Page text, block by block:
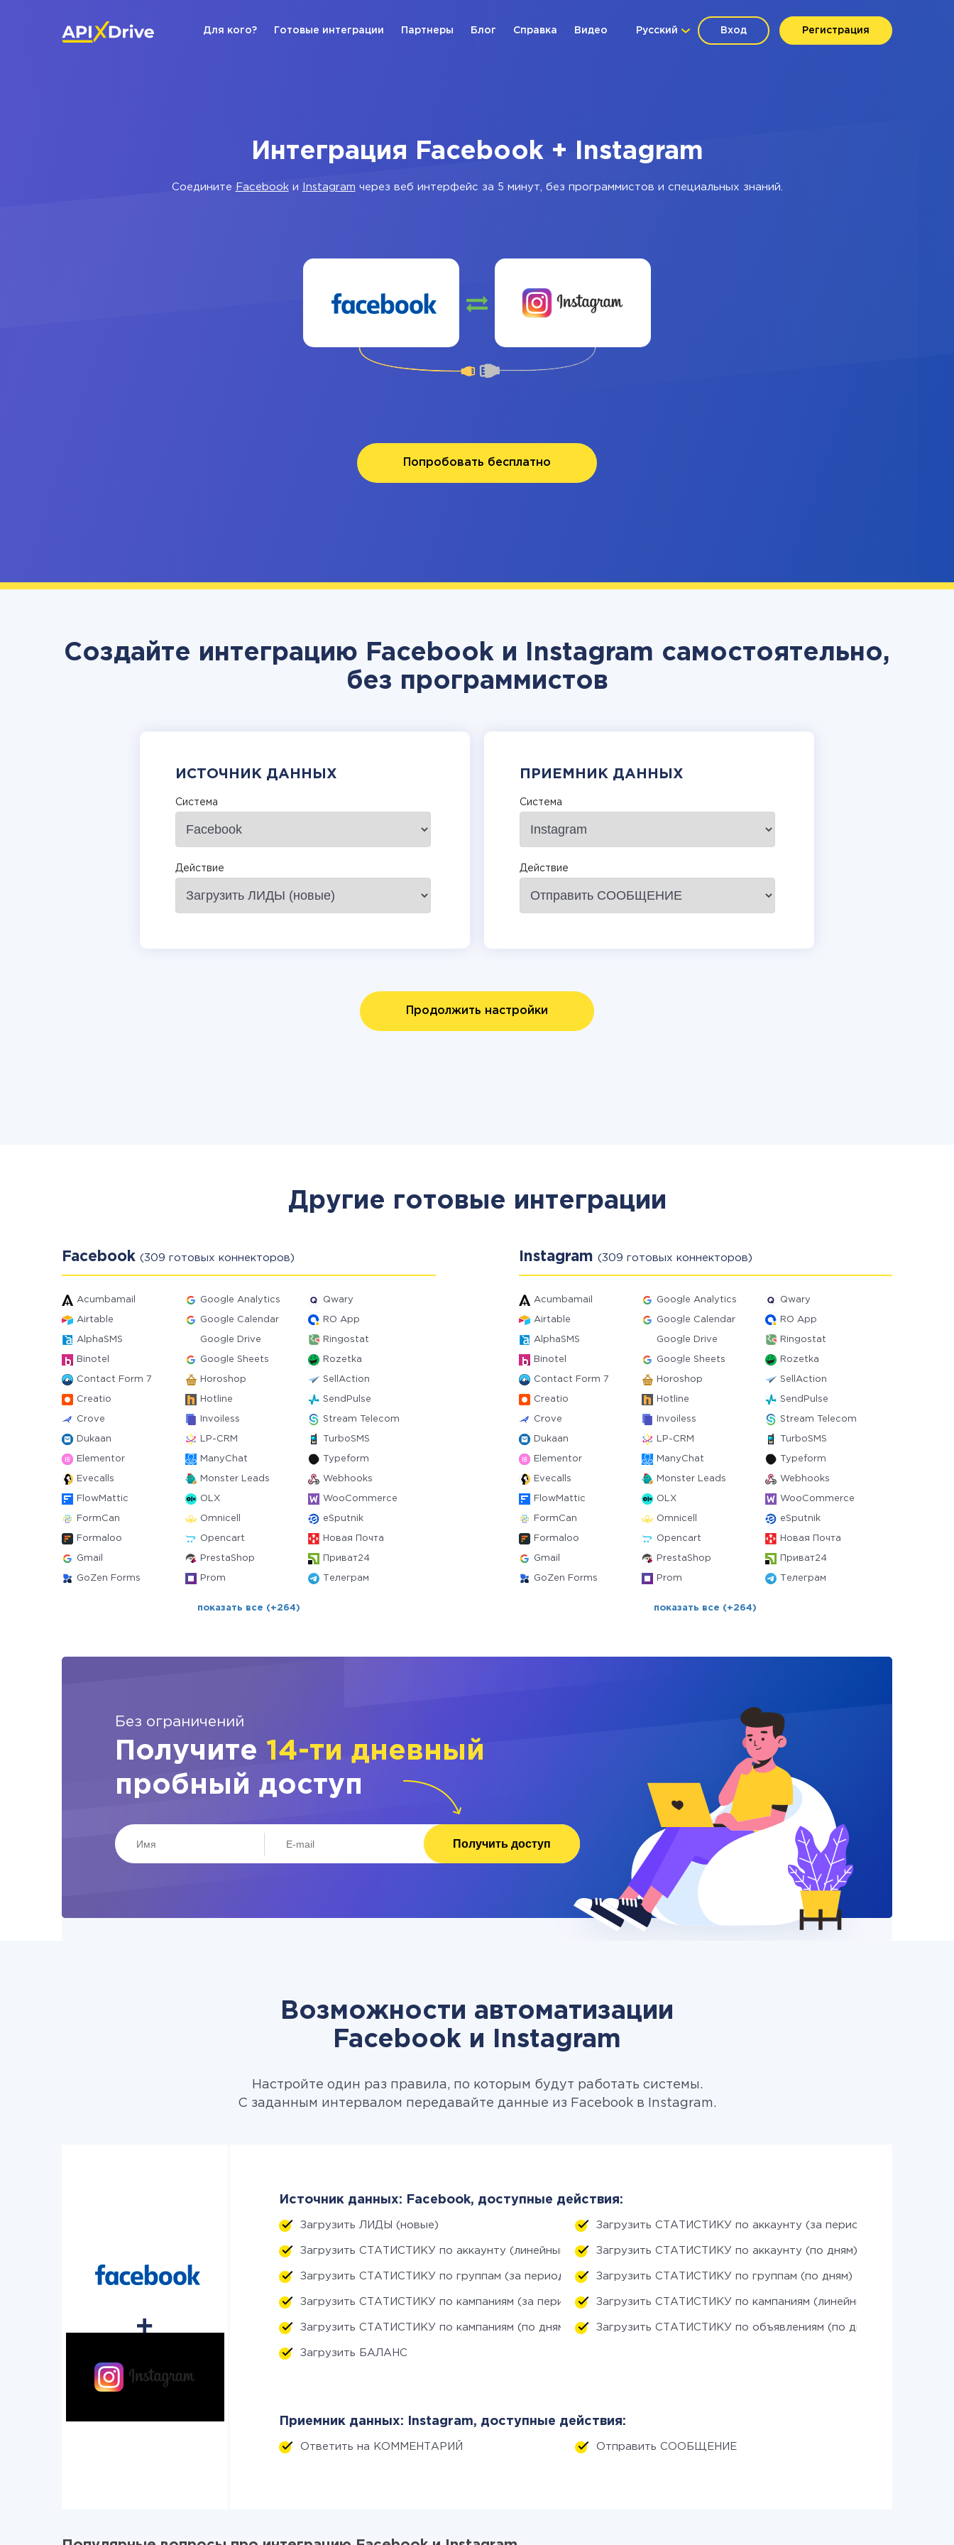
Вход Регистрация
Русский
Для кого? Готовые интеграции Партнеры Блог Справка Видео
Интеграция Facebook + Instagram
Соедините Facebookи Instagram через веб интерфейс за 5 минут, без программистов и специальных знаний.
Попробовать бесплатно
Создайте интеграцию Facebook и Instagram самостоятельно,
без программистов
ИСТОЧНИК ДАННЫХ
Система
Действие
ПРИЕМНИК ДАННЫХ
Система
Действие
Продолжить настройки
Другие готовые интеграции
Facebook (309 готовых коннекторов)
Acumbamail Google Analytics Qwary
Airtable Google Calendar RO App
AlphaSMS Google Drive Ringostat
Binotel Google Sheets Rozetka
Contact Form 7 Horoshop SellAction
Creatio Hotline SendPulse
Crove Invoiless Stream Telecom
Dukaan LP-CRM TurboSMS
Elementor ManyChat Typeform
Evecalls Monster Leads Webhooks
FlowMattic OLX WooCommerce
FormCan Omnicell eSputnik
Formaloo Opencart Новая Почта
Gmail PrestaShop Приват24
GoZen Forms Prom Телеграм
показать все (+264)
Instagram (309 готовых коннекторов)
Acumbamail Google Analytics Qwary
Airtable Google Calendar RO App
AlphaSMS Google Drive Ringostat
Binotel Google Sheets Rozetka
Contact Form 7 Horoshop SellAction
Creatio Hotline SendPulse
Crove Invoiless Stream Telecom
Dukaan LP-CRM TurboSMS
Elementor ManyChat Typeform
Evecalls Monster Leads Webhooks
FlowMattic OLX WooCommerce
FormCan Omnicell eSputnik
Formaloo Opencart Новая Почта
Gmail PrestaShop Приват24
GoZen Forms Prom Телеграм
показать все (+264)
Без ограничений
Получите 14-ти дневный
пробный доступ
Получить доступ
Возможности автоматизации
Facebook и Instagram
Настройте один раз правила, по которым будут работать системы.
С заданным интервалом передавайте данные из Facebook в Instagram.
Источник данных: Facebook, доступные действия:
Загрузить ЛИДЫ (новые) Загрузить СТАТИСТИКУ по аккаунту (за период)
Загрузить СТАТИСТИКУ по аккаунту (линейный прогноз)Загрузить СТАТИСТИКУ по аккаунту (по дням)
Загрузить СТАТИСТИКУ по группам (за период) Загрузить СТАТИСТИКУ по группам (по дням)
Загрузить СТАТИСТИКУ по кампаниям (за период) Загрузить СТАТИСТИКУ по кампаниям (линейный прогноз)
Загрузить СТАТИСТИКУ по кампаниям (по дням) Загрузить СТАТИСТИКУ по объявлениям (по дням)
Загрузить БАЛАНС
Приемник данных: Instagram, доступные действия:
Ответить на КОММЕНТАРИЙ Отправить СООБЩЕНИЕ